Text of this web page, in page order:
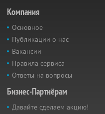
Компания
Основное
Публикации о нас
Вакансии
Правила сервиса
Ответы на вопросы
Бизнес-Партнёрам
Давайте сделаем акцию!